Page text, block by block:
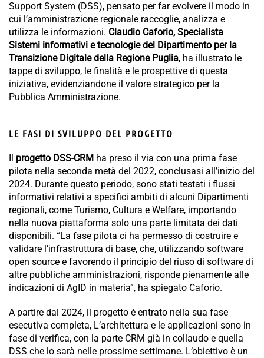
Support System (DSS), pensato per far evolvere il modo in
cui l’amministrazione regionale raccoglie, analizza e
utilizza le informazioni. Claudio Caforio, Specialista
Sistemi informativi e tecnologie del Dipartimento per la
Transizione Digitale della Regione Puglia, ha illustrato le
tappe di sviluppo, le finalità e le prospettive di questa
iniziativa, evidenziandone il valore strategico per la
Pubblica Amministrazione.
LE FASI DI SVILUPPO DEL PROGETTO
Il progetto DSS-CRM ha preso il via con una prima fase
pilota nella seconda metà del 2022, conclusasi all’inizio del
2024. Durante questo periodo, sono stati testati i flussi
informativi relativi a specifici ambiti di alcuni Dipartimenti
regionali, come Turismo, Cultura e Welfare, importando
nella nuova piattaforma solo una parte limitata dei dati
disponibili. “La fase pilota ci ha permesso di costruire e
validare l’infrastruttura di base, che, utilizzando software
open source e favorendo il principio del riuso di software di
altre pubbliche amministrazioni, risponde pienamente alle
indicazioni di AgID in materia”, ha spiegato Caforio.
A partire dal 2024, il progetto è entrato nella sua fase
esecutiva completa, L’architettura e le applicazioni sono in
fase di verifica, con la parte CRM già in collaudo e quella
DSS che lo sarà nelle prossime settimane. L’obiettivo è un